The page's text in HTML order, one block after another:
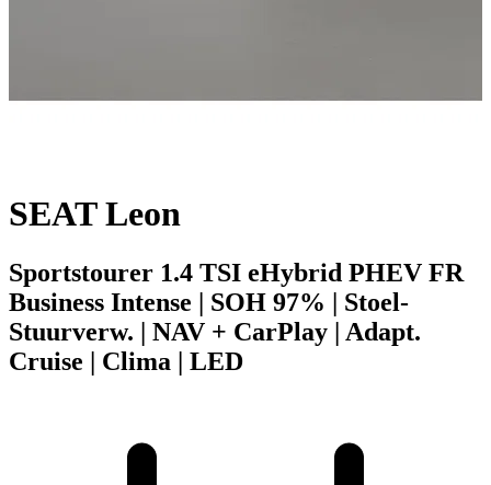
SEAT Leon
Sportstourer 1.4 TSI eHybrid PHEV FR
Business Intense | SOH 97% | Stoel-
Stuurverw. | NAV + CarPlay | Adapt.
Cruise | Clima | LED